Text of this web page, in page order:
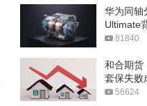
华为同轴
Ultimate
81840
和合期货
套保失败
56624